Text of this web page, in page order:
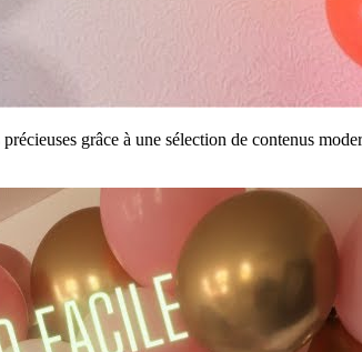
grâce à une sélection de contenus